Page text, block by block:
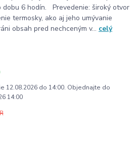
dobu 6 hodín. Prevedenie: široký otvor
termosky, ako aj jeho umývanie
obsah pred nechceným v... celý
12.08.2026 do 14:00. Objednajte do
14:00